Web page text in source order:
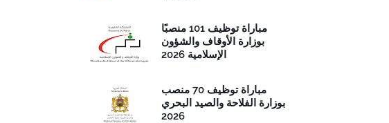
مباراة توظيف 101 منصبًا
بوزارة الأوقاف والشؤون
الإسلامية 2026
مباراة توظيف 70 منصب
بوزارة الفلاحة والصيد البحري
2026